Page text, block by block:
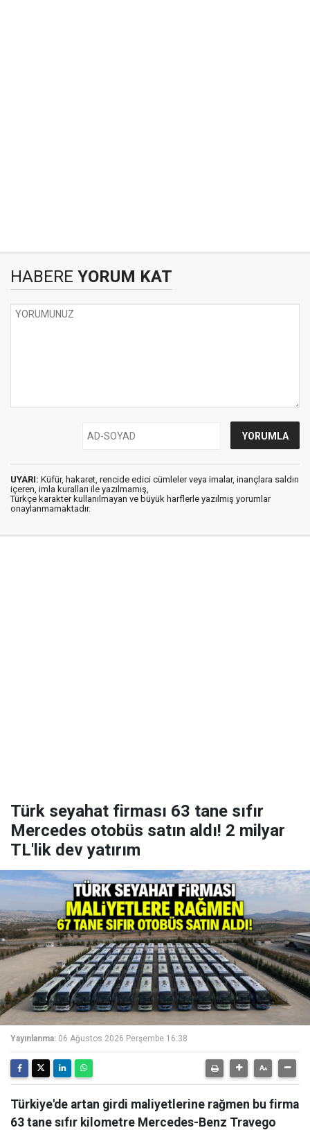
HABERE YORUM KAT
UYARI: Küfür, hakaret, rencide edici cümleler veya imalar, inançlara saldırı
içeren, imla kuralları ile yazılmamış,
Türkçe karakter kullanılmayan ve büyük harflerle yazılmış yorumlar
onaylanmamaktadır.
Türk seyahat firması 63 tane sıfır
Mercedes otobüs satın aldı! 2 milyar
TL'lik dev yatırım
Yayınlanma: 06 Ağustos 2026 Perşembe 16:38
Türkiye'de artan girdi maliyetlerine rağmen bu firma
63 tane sıfır kilometre Mercedes-Benz Travego